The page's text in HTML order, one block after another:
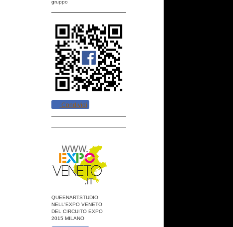
gruppo
Condividi
QUEENARTSTUDIO
NELL'EXPO VENETO
DEL CIRCUITO EXPO
2015 MILANO